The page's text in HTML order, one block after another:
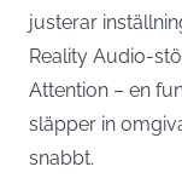
justerar
Reality Audio-
Attention – en
släpper in
snabbt.